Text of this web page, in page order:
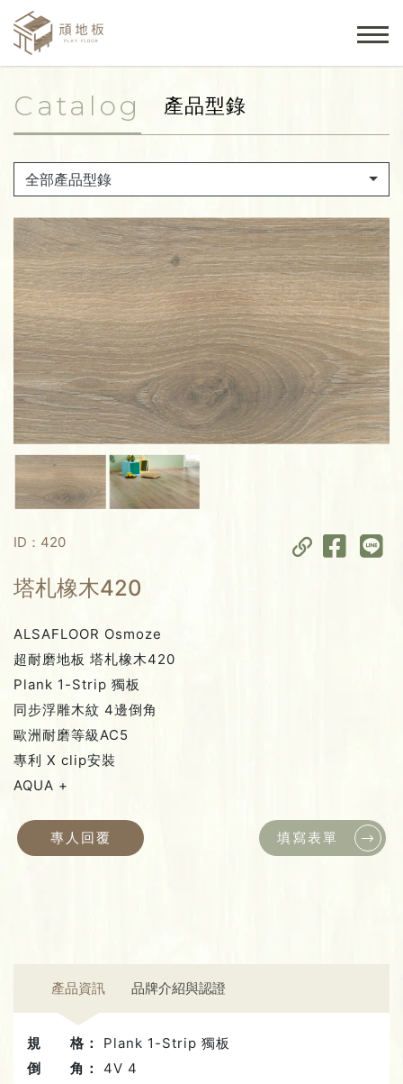
Catalog 產品型錄
全部產品型錄
ID：420
塔札橡木420
ALSAFLOOR Osmoze
超耐磨地板 塔札橡木420
Plank 1-Strip 獨板
同步浮雕木紋 4邊倒角
歐洲耐磨等級AC5
專利 X clip安裝
AQUA +
專人回覆 填寫表單
產品資訊 品牌介紹與認證
規 格：
Plank 1-Strip 獨板
倒 角：
4V 4